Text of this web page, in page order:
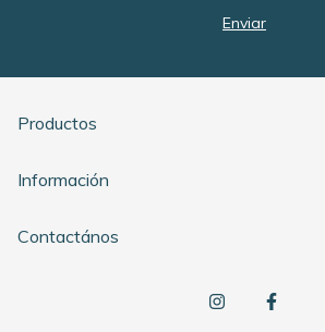
Productos
Información
Contactános